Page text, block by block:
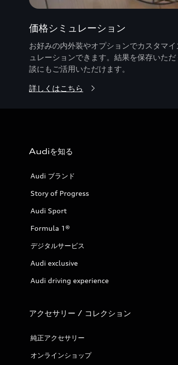
価格シミュレーション
お好みの内外装やオプションでカスタマ
ュレーションできます。結果を保存いた
談にもご活用いただけます。
詳しくはこちら
Audiを知る
Audi ブランド
Story of Progress
Audi Sport
Formula 1®
デジタルサービス
Audi exclusive
Audi driving experience
アクセサリー / コレクション
純正アクセサリー
オンラインショップ